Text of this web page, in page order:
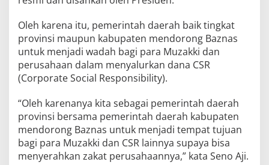
Oleh karena itu, pemerintah daerah baik tingkat
provinsi maupun kabupaten mendorong Baznas
untuk menjadi wadah bagi para Muzakki dan
perusahaan dalam menyalurkan dana CSR
(Corporate Social Responsibility).
“Oleh karenanya kita sebagai pemerintah daerah
provinsi bersama pemerintah daerah kabupaten
mendorong Baznas untuk menjadi tempat tujuan
bagi para Muzakki dan CSR lainnya supaya bisa
menyerahkan zakat perusahaannya,” kata Seno Aji.